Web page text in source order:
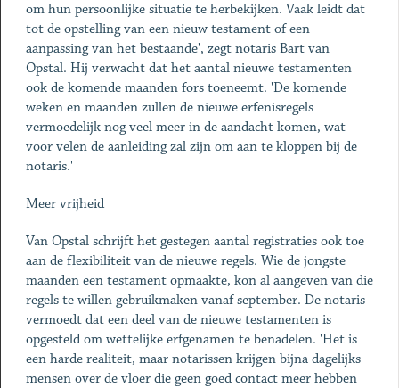
om hun persoonlijke situatie te herbekijken. Vaak leidt dat
tot de opstelling van een nieuw testament of een
aanpassing van het bestaande', zegt notaris Bart van
Opstal. Hij verwacht dat het aantal nieuwe testamenten
ook de komende maanden fors toeneemt. 'De komende
weken en maanden zullen de nieuwe erfenisregels
vermoedelijk nog veel meer in de aandacht komen, wat
voor velen de aanleiding zal zijn om aan te kloppen bij de
notaris.'
Meer vrijheid
Van Opstal schrijft het gestegen aantal registraties ook toe
aan de flexibiliteit van de nieuwe regels. Wie de jongste
maanden een testament opmaakte, kon al aangeven van die
regels te willen gebruikmaken vanaf september. De notaris
vermoedt dat een deel van de nieuwe testamenten is
opgesteld om wettelijke erfgenamen te benadelen. 'Het is
een harde realiteit, maar notarissen krijgen bijna dagelijks
mensen over de vloer die geen goed contact meer hebben